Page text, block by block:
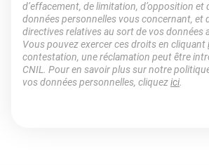
d’effacement, de limitation, d’opposition et
données personnelles vous concernant, et
directives relatives au sort de vos données
Vous pouvez exercer ces droits en cliquant
contestation, une réclamation peut être
CNIL. Pour en savoir plus sur notre
vos données personnelles, cliquezici.